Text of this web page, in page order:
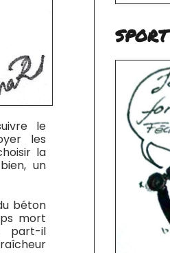
le
les
la
un
béton
mort
part-il